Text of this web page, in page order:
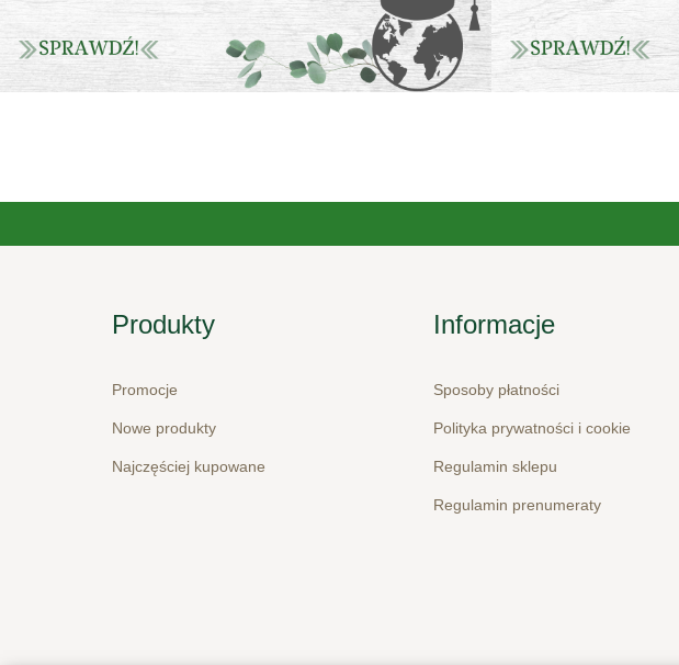
Produkty
Promocje
Nowe produkty
Najczęściej kupowane
Informacje
Sposoby płatności
Polityka prywatności i cookie
Regulamin sklepu
Regulamin prenumeraty